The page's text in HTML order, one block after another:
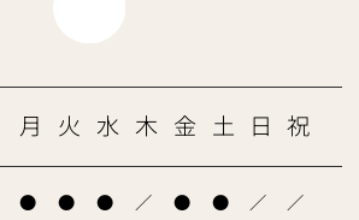
月 火 水 木 金 土 日 祝
● ● ● ／ ● ● ／ ／